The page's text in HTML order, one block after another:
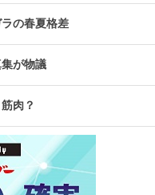
の春夏格差
が物議
肉？